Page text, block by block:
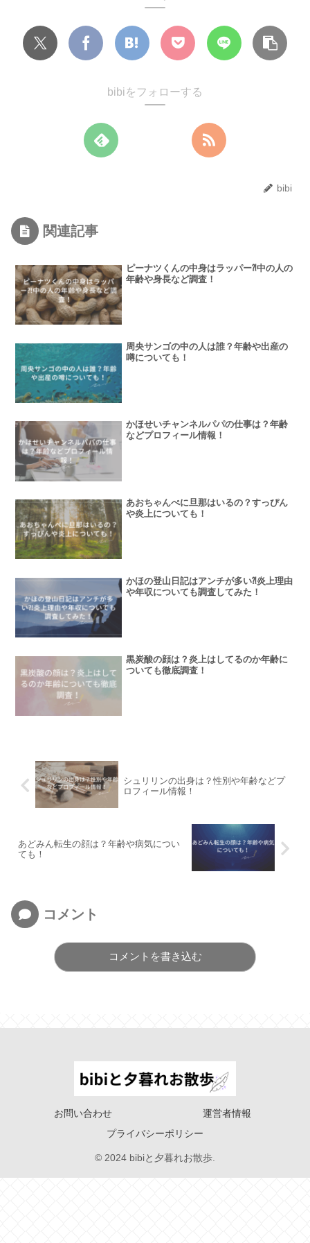
bibiをフォローする
bibi
関連記事
ピーナツくんの中身はラッパー⁈中の人の
年齢や身長など調査！
周央サンゴの中の人は誰？年齢や出産の
噂についても！
かほせいチャンネルパパの仕事は？年齢
などプロフィール情報！
あおちゃんぺに旦那はいるの？すっぴん
や炎上についても！
かほの登山日記はアンチが多い⁈炎上理由
や年収についても調査してみた！
黒炭酸の顔は？炎上はしてるのか年齢に
ついても徹底調査！
シュリリンの出身は？性別や年齢などプ
ロフィール情報！
あどみん転生の顔は？年齢や病気につい
ても！
コメント
コメントを書き込む
お問い合わせ
運営者情報
プライバシーポリシー
© 2024 bibiと夕暮れお散歩.